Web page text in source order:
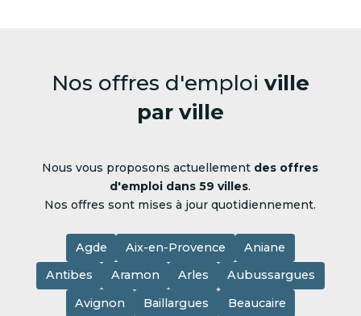
Nos offres d'emploi ville
par ville
Nous vous proposons actuellement des offres
d'emploi dans 59 villes.
Nos offres sont mises à jour quotidiennement.
Agde Aix-en-Provence
Aniane
Antibes
Aramon Arles
Aubussargues
Avignon
Baillargues
Beaucaire